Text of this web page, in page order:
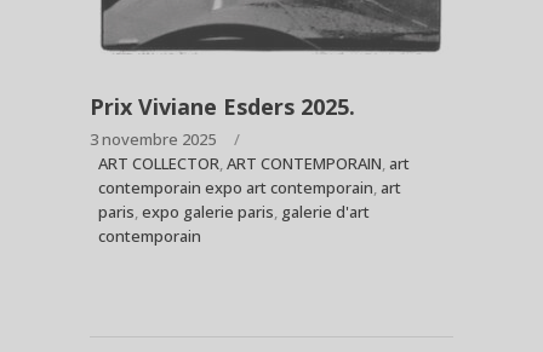
Prix Viviane Esders 2025.
3 novembre 2025
ART COLLECTOR,ART CONTEMPORAIN, art
contemporain expo art contemporain, art
paris,expo galerie paris, galerie d'art
contemporain